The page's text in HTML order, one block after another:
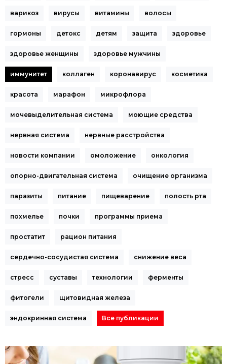
варикоз вирусы витамины волосы
гормоны детокс детям защита здоровье
здоровье женщины здоровье мужчины
иммунитет коллаген коронавирус косметика
красота марафон микрофлора
мочевыделительная система моющие средства
нервная система нервные расстройства
новости компании омоложение онкология
опорно-двигательная система очищение организма
паразиты питание пищеварение полость рта
похмелье почки программы приема
простатит рацион питания
сердечно-сосудистая система снижение веса
стресс суставы технологии ферменты
фитогели щитовидная железа
эндокринная система Все публикации